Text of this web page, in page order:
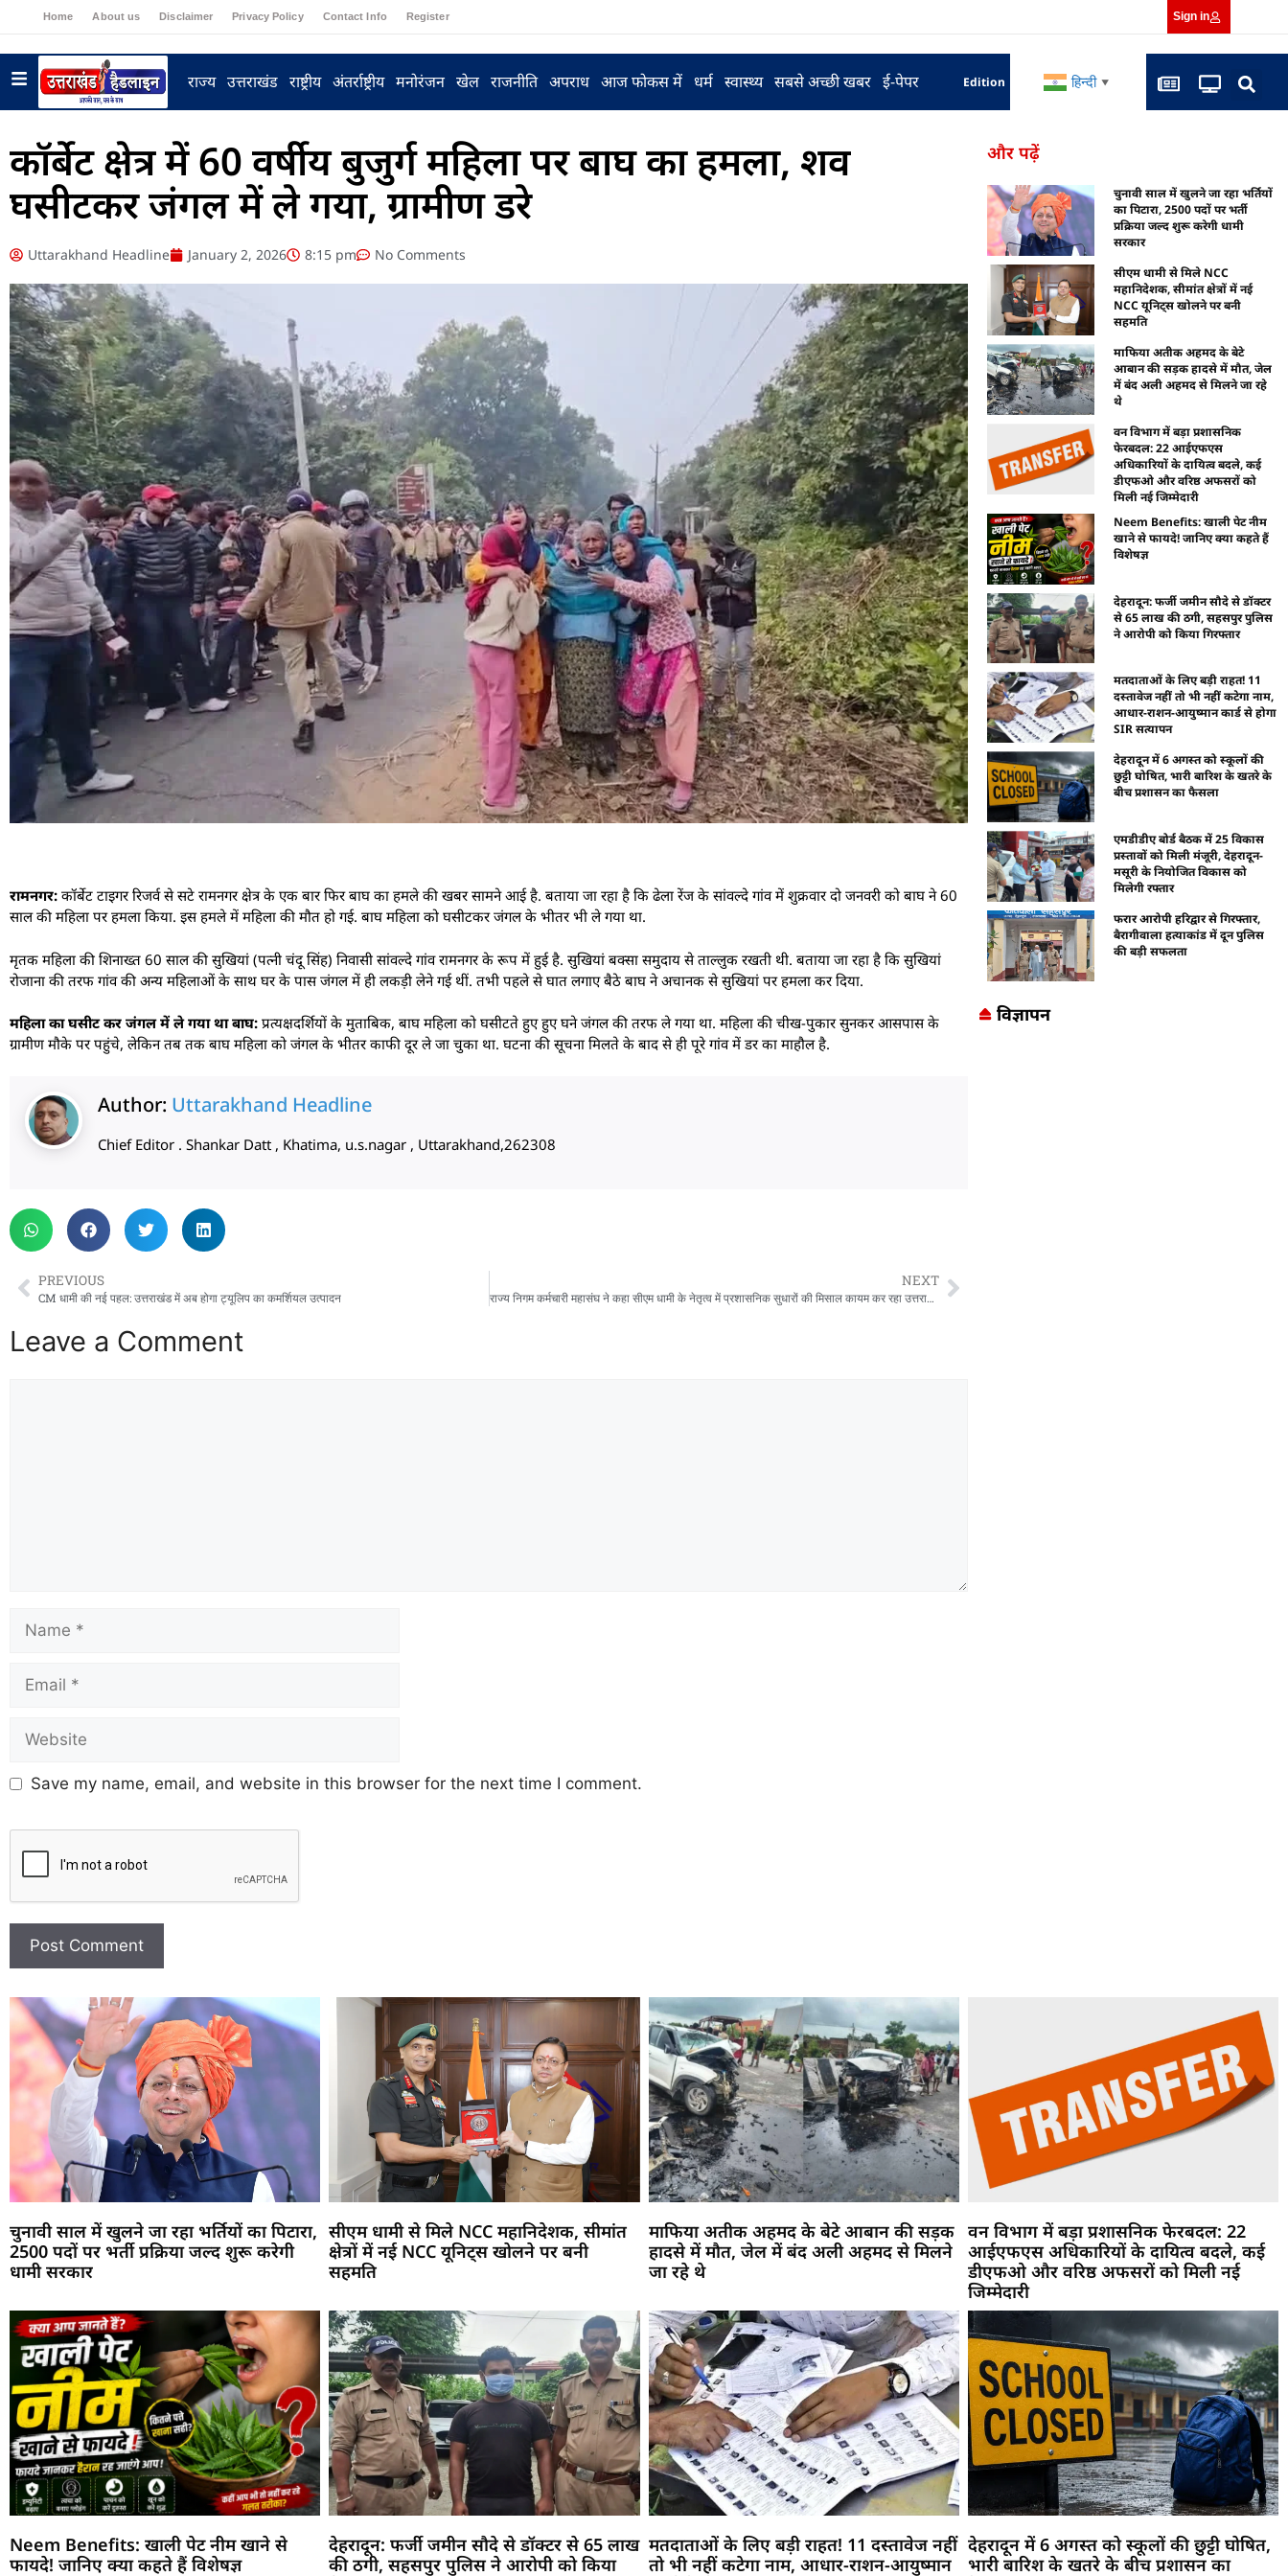
Home About us Disclaimer Privacy Policy Contact Info Register Sign in
राज्य उत्तराखंड राष्ट्रीय अंतर्राष्ट्रीय मनोरंजन खेल राजनीति अपराध आज फोकस में धर्म स्वास्थ्य सबसे अच्छी खबर ई-पेपर Edition हिन्दी ▼
कॉर्बेट क्षेत्र में 60 वर्षीय बुजुर्ग महिला पर बाघ का हमला, शव
घसीटकर जंगल में ले गया, ग्रामीण डरे
Uttarakhand Headline January 2, 2026 8:15 pm No Comments
रामनगर: कॉर्बेट टाइगर रिजर्व से सटे रामनगर क्षेत्र के एक बार फिर बाघ का हमले की खबर सामने आई है. बताया जा रहा है कि ढेला रेंज के सांवल्दे गांव में शुक्रवार दो जनवरी को बाघ ने 60
साल की महिला पर हमला किया. इस हमले में महिला की मौत हो गई. बाघ महिला को घसीटकर जंगल के भीतर भी ले गया था.
मृतक महिला की शिनाख्त 60 साल की सुखियां (पत्नी चंदू सिंह) निवासी सांवल्दे गांव रामनगर के रूप में हुई है. सुखियां बक्सा समुदाय से ताल्लुक रखती थी. बताया जा रहा है कि सुखियां
रोजाना की तरफ गांव की अन्य महिलाओं के साथ घर के पास जंगल में ही लकड़ी लेने गई थीं. तभी पहले से घात लगाए बैठे बाघ ने अचानक से सुखियां पर हमला कर दिया.
महिला का घसीट कर जंगल में ले गया था बाघ: प्रत्यक्षदर्शियों के मुताबिक, बाघ महिला को घसीटते हुए हुए घने जंगल की तरफ ले गया था. महिला की चीख-पुकार सुनकर आसपास के
ग्रामीण मौके पर पहुंचे, लेकिन तब तक बाघ महिला को जंगल के भीतर काफी दूर ले जा चुका था. घटना की सूचना मिलते के बाद से ही पूरे गांव में डर का माहौल है.
Author: Uttarakhand Headline
Chief Editor . Shankar Datt , Khatima, u.s.nagar , Uttarakhand,262308
PREVIOUS
CM धामी की नई पहल: उत्तराखंड में अब होगा ट्यूलिप का कमर्शियल उत्पादन
NEXT
राज्य निगम कर्मचारी महासंघ ने कहा सीएम धामी के नेतृत्व में प्रशासनिक सुधारों की मिसाल कायम कर रहा उत्तराखंड
Leave a Comment
Save my name, email, and website in this browser for the next time I comment.
और पढ़ें
चुनावी साल में खुलने जा रहा भर्तियों
का पिटारा, 2500 पदों पर भर्ती
प्रक्रिया जल्द शुरू करेगी धामी
सरकार
सीएम धामी से मिले NCC
महानिदेशक, सीमांत क्षेत्रों में नई
NCC यूनिट्स खोलने पर बनी
सहमति
माफिया अतीक अहमद के बेटे
आबान की सड़क हादसे में मौत, जेल
में बंद अली अहमद से मिलने जा रहे
थे
वन विभाग में बड़ा प्रशासनिक
फेरबदल: 22 आईएफएस
अधिकारियों के दायित्व बदले, कई
डीएफओ और वरिष्ठ अफसरों को
मिली नई जिम्मेदारी
Neem Benefits: खाली पेट नीम
खाने से फायदे! जानिए क्या कहते हैं
विशेषज्ञ
देहरादून: फर्जी जमीन सौदे से डॉक्टर
से 65 लाख की ठगी, सहसपुर पुलिस
ने आरोपी को किया गिरफ्तार
मतदाताओं के लिए बड़ी राहत! 11
दस्तावेज नहीं तो भी नहीं कटेगा नाम,
आधार-राशन-आयुष्मान कार्ड से होगा
SIR सत्यापन
देहरादून में 6 अगस्त को स्कूलों की
छुट्टी घोषित, भारी बारिश के खतरे के
बीच प्रशासन का फैसला
एमडीडीए बोर्ड बैठक में 25 विकास
प्रस्तावों को मिली मंजूरी, देहरादून-
मसूरी के नियोजित विकास को
मिलेगी रफ्तार
फरार आरोपी हरिद्वार से गिरफ्तार,
बैरागीवाला हत्याकांड में दून पुलिस
की बड़ी सफलता
विज्ञापन
चुनावी साल में खुलने जा रहा भर्तियों का पिटारा,
2500 पदों पर भर्ती प्रक्रिया जल्द शुरू करेगी
धामी सरकार
सीएम धामी से मिले NCC महानिदेशक, सीमांत
क्षेत्रों में नई NCC यूनिट्स खोलने पर बनी
सहमति
माफिया अतीक अहमद के बेटे आबान की सड़क
हादसे में मौत, जेल में बंद अली अहमद से मिलने
जा रहे थे
वन विभाग में बड़ा प्रशासनिक फेरबदल: 22
आईएफएस अधिकारियों के दायित्व बदले, कई
डीएफओ और वरिष्ठ अफसरों को मिली नई
जिम्मेदारी
Neem Benefits: खाली पेट नीम खाने से
फायदे! जानिए क्या कहते हैं विशेषज्ञ
देहरादून: फर्जी जमीन सौदे से डॉक्टर से 65 लाख
की ठगी, सहसपुर पुलिस ने आरोपी को किया
मतदाताओं के लिए बड़ी राहत! 11 दस्तावेज नहीं
तो भी नहीं कटेगा नाम, आधार-राशन-आयुष्मान
देहरादून में 6 अगस्त को स्कूलों की छुट्टी घोषित,
भारी बारिश के खतरे के बीच प्रशासन का